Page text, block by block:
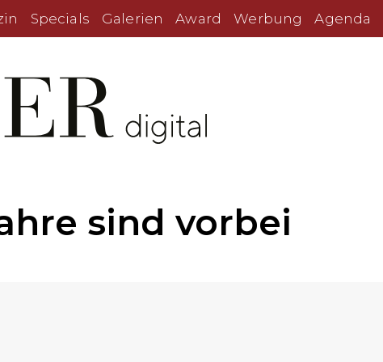
Specials Galerien Award Werbung Agenda
sind vorbei